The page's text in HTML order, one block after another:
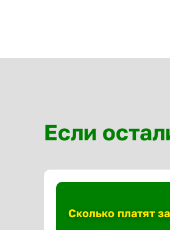
Если
Сколько платят